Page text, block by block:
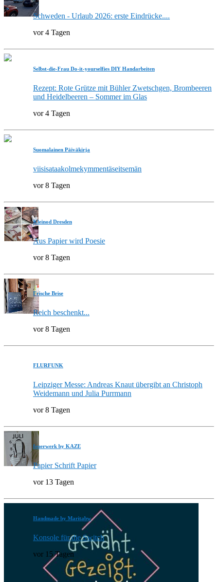
Schweden - Urlaub 2026: erste Eindrücke....
vor 4 Tagen
Selbst-die-Frau Do-it-yourselfies DIY Handarbeiten
Rezept: Rote Grütze mit Bühler Zwetschgen, Brombeeren
und Heidelbeeren – Sommer im Glas
vor 4 Tagen
Suomalainen Päiväkirja
viisisataakolmekymmentäseitsemän
vor 8 Tagen
Kleinod Dresden
Aus Papier wird Poesie
vor 8 Tagen
Frische Brise
Reich beschenkt...
vor 8 Tagen
FLURFUNK
Leipziger Messe: Andreas Knaut übergibt an Christoph
Weidemann und Julia Purrmann
vor 8 Tagen
feuerwerk by KAZE
Papier Schrift Papier
vor 13 Tagen
Handmade by Maritabw
Konsole für die Switch
vor 15 Tagen